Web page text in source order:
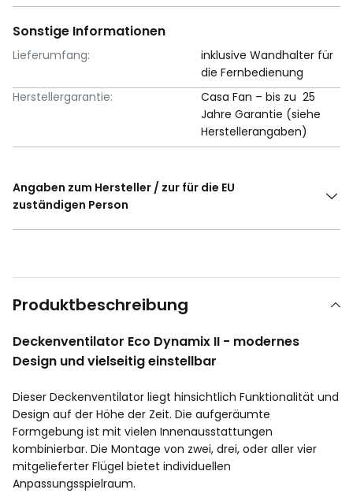
Sonstige Informationen
Lieferumfang:
inklusive Wandhalter für
die Fernbedienung
Herstellergarantie:
Casa Fan – bis zu 25
Jahre Garantie (siehe
Herstellerangaben)
Angaben zum Hersteller / zur für die EU
zuständigen Person
Produktbeschreibung
Deckenventilator Eco Dynamix II - modernes
Design und vielseitig einstellbar
Dieser Deckenventilator liegt hinsichtlich Funktionalität und
Design auf der Höhe der Zeit. Die aufgeräumte
Formgebung ist mit vielen Innenausstattungen
kombinierbar. Die Montage von zwei, drei, oder aller vier
mitgelieferter Flügel bietet individuellen
Anpassungsspielraum.